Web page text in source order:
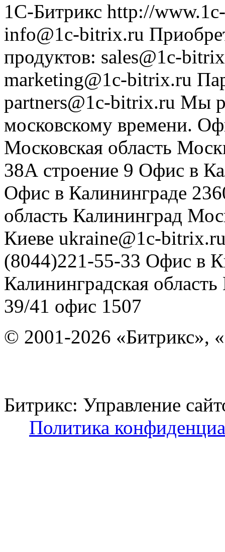
1С-Битрикс http://
info@1c-bitrix.ru
продуктов: sales@1c-
marketing@1c-bitrix.ru
partners@1c-bitrix.ru Мы
московскому времени.
Московская область
38А строение 9 Офис в
Офис в Калининграде
область Калининград
Киеве ukraine@1c-
(8044)221-55-33 Офис в
Калининградская область
39/41 офис 1507
© 2001-2026 «Битрикс»,
Битрикс: Управление
Политика